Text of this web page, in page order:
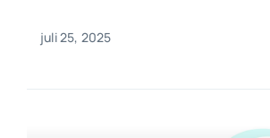
juli 25, 2025